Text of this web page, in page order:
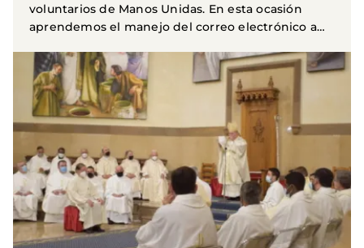
voluntarios de Manos Unidas. En esta ocasión
aprendemos el manejo del correo electrónico a